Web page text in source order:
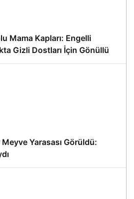
Mama Kapları: Engelli
Gizli Dostları İçin Gönüllü
Meyve Yarasası Görüldü: